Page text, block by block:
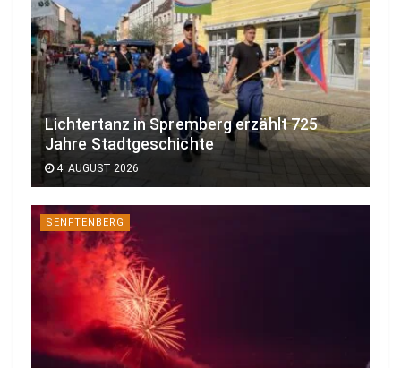
Lichtertanz in Spremberg erzählt 725
Jahre Stadtgeschichte
4. AUGUST 2026
SENFTENBERG